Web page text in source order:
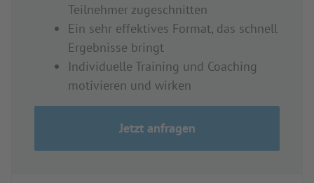
Teilnehmer zugeschnitten
Ein sehr effektives Format, das schnell
Ergebnisse bringt
Individuelle Training und Coaching
motivieren und wirken
Jetzt anfragen